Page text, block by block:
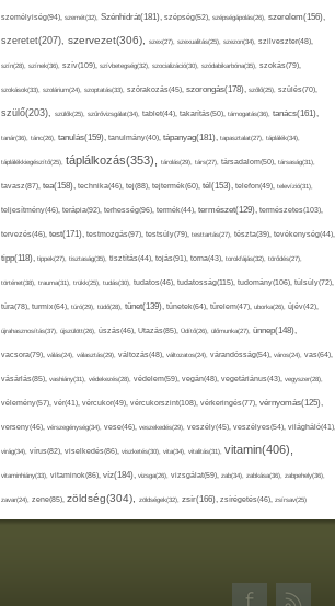
személyiség(94), szemét(32), Szénhidrát(181), szépség(52), szépségápolás(26), szerelem(156),
szeretet(207), szervezet(306), szex(27), szexualitás(25), szezon(34), szilveszter(48),
szín(28), színek(36), szív(109), szívbetegség(32), szocializáció(30), szódabikarbóna(35), szokás(79),
szokások(33), szolárium(24), szoptatás(33), szórakozás(45), szorongás(178), szőlő(25), szülés(70),
szülő(203), szülők(25), szűrővizsgálat(34), tablet(44), takarítás(50), támogatás(36), tanács(161),
tanár(36), tánc(26), tanulás(159), tanulmány(40), tápanyag(181), tapasztalat(27), táplálék(34),
táplálékkiegészítő(25), táplálkozás(353), tárolás(29), társ(27), társadalom(50), társaság(31),
tavasz(87), tea(158), technika(46), tej(88), tejtermék(60), tél(153), telefon(49), televízió(31),
teljesítmény(46), terápia(92), terhesség(96), termék(44), természet(129), természetes(103),
tervezés(46), test(171), testmozgás(97), testsúly(79), testtartás(27), tészta(39), tevékenység(44),
tipp(118), tippek(27), tisztaság(35), tisztítás(44), tojás(91), torna(43), torokfájás(32), törődés(27),
történet(38), trauma(31), trükk(25), tudás(30), tudatos(46), tudatosság(115), tudomány(106), túlsúly(72),
túra(78), turmix(64), túró(29), tüdő(28), tünet(139), tünetek(64), türelem(47), uborka(26), újév(42),
újrahasznosítás(37), újszülött(26), úszás(46), Utazás(85), Üdítő(26), ülőmunka(27), ünnep(148),
vacsora(79), válás(24), választás(29), változás(48), változatos(24), várandósság(54), város(24), vas(64),
vásárlás(85), vashiány(31), védekezés(28), védelem(59), vegán(48), vegetáriánus(43), vegyszer(28),
vélemény(57), vér(41), vércukor(49), vércukorszint(108), vérkeringés(77), vérnyomás(125),
verseny(46), vérszegénység(34), vese(46), veszekedés(29), veszély(45), veszélyes(54), világháló(41),
virág(34), vírus(82), viselkedés(86), viszketés(30), vita(34), vitalitás(31), vitamin(406),
vitaminhiány(33), vitaminok(86), víz(184), vizsga(26), vizsgálat(59), zab(34), zabkása(36), zabpehely(36),
zavar(24), zene(85), zöldség(304), zöldségek(32), zsír(166), zsírégetés(46), zsírsav(25)